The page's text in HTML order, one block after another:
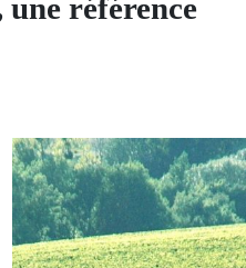
référence